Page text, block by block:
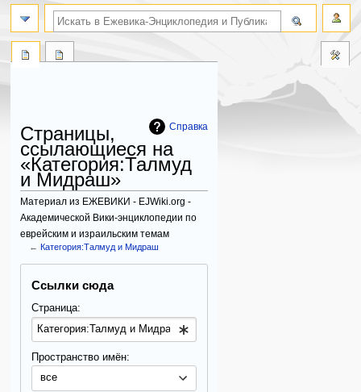
Справка
Страницы,
ссылающиеся на
«Категория:Талмуд
и Мидраш»
Материал из ЕЖЕВИКИ - EJWiki.org -
Академической Вики-энциклопедии по
еврейским и израильским темам
←Категория:Талмуд и Мидраш
Ссылки сюда
Страница:
Пространство имён:
все
поиск по словам